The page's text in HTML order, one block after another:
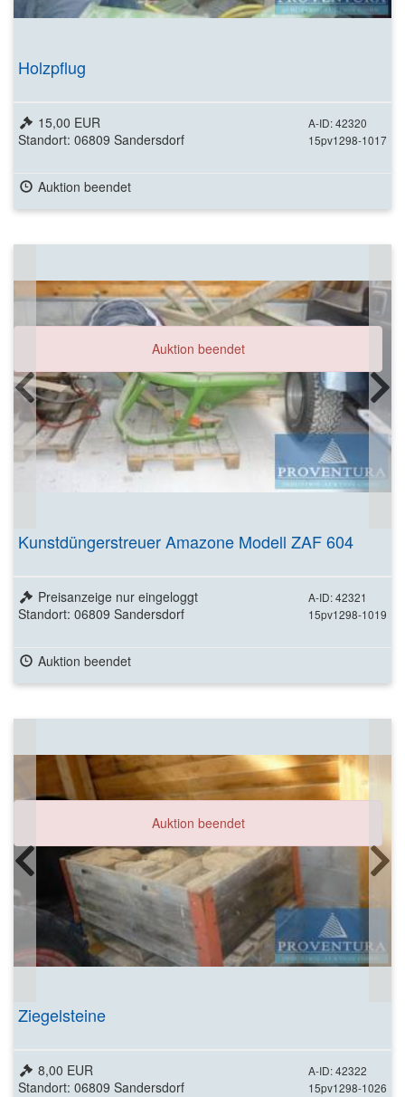
Holzpflug
A-ID: 42320
15pv1298-1017
15,00 EUR
Standort: 06809 Sandersdorf
Auktion beendet
Auktion beendet
Kunstdüngerstreuer Amazone Modell ZAF 604
A-ID: 42321
15pv1298-1019
Preisanzeige nur eingeloggt
Standort: 06809 Sandersdorf
Auktion beendet
Auktion beendet
Ziegelsteine
A-ID: 42322
15pv1298-1026
8,00 EUR
Standort: 06809 Sandersdorf